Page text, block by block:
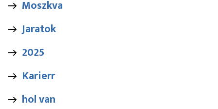
Moszkva
Jaratok
2025
Karierr
hol van